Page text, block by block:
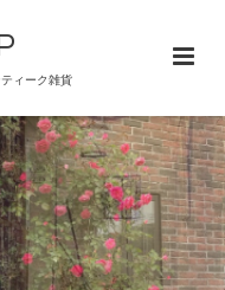
ィーク雑貨